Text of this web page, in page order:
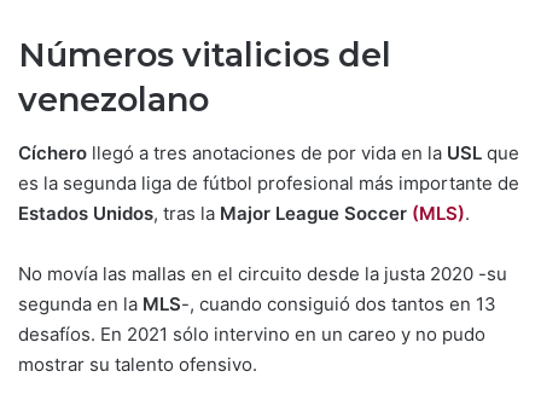
Números vitalicios del
venezolano
Cíchero llegó a tres anotaciones de por vida en la USL que
es la segunda liga de fútbol profesional más importante de
Estados Unidos, tras la Major League Soccer (MLS).
No movía las mallas en el circuito desde la justa 2020 -su
segunda en la MLS-, cuando consiguió dos tantos en 13
desafíos. En 2021 sólo intervino en un careo y no pudo
mostrar su talento ofensivo.